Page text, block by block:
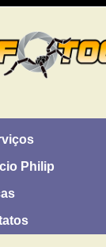
Philip